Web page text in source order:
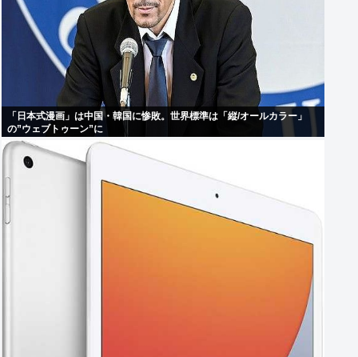
「日本式漫画」は中国・韓国に惨敗。世界標準は「縦/オールカラー」
の”ウェブトゥーン”に